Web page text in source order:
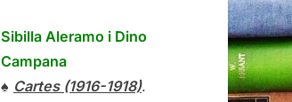
Sibilla Aleramo i Dino
Campana
♠ Cartes (1916-1918).